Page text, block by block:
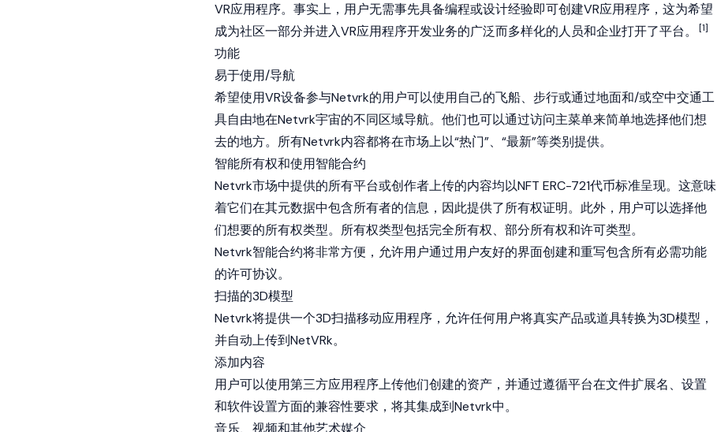
VR应用程序。事实上，用户无需事先具备编程或设计经验即可创建VR应用程序，这为希望
成为社区一部分并进入VR应用程序开发业务的广泛而多样化的人员和企业打开了平台。
[1]
功能
易于使用/导航
希望使用VR设备参与Netvrk的用户可以使用自己的飞船、步行或通过地面和/或空中交通工
具自由地在Netvrk宇宙的不同区域导航。他们也可以通过访问主菜单来简单地选择他们想
去的地方。所有Netvrk内容都将在市场上以“热门”、“最新”等类别提供。
智能所有权和使用智能合约
Netvrk市场中提供的所有平台或创作者上传的内容均以NFT ERC-721代币标准呈现。这意味
着它们在其元数据中包含所有者的信息，因此提供了所有权证明。此外，用户可以选择他
们想要的所有权类型。所有权类型包括完全所有权、部分所有权和许可类型。
Netvrk智能合约将非常方便，允许用户通过用户友好的界面创建和重写包含所有必需功能
的许可协议。
扫描的3D模型
Netvrk将提供一个3D扫描移动应用程序，允许任何用户将真实产品或道具转换为3D模型，
并自动上传到NetVRk。
添加内容
用户可以使用第三方应用程序上传他们创建的资产，并通过遵循平台在文件扩展名、设置
和软件设置方面的兼容性要求，将其集成到Netvrk中。
音乐、视频和其他艺术媒介